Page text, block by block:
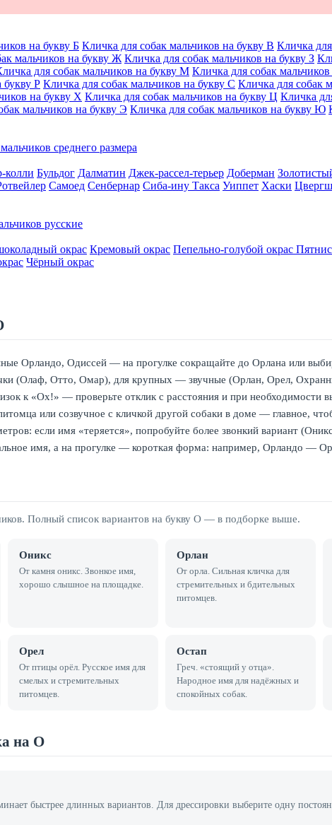
на букву Б Кличка для собак мальчиков на букву В Кличка
мальчиков на букву Ж Кличка для собак мальчиков на букву З
для собак мальчиков на букву М Кличка для собак
букву Р Кличка для собак мальчиков на букву С Кличка для собак
на букву Х Кличка для собак мальчиков на букву Ц Кличка
мальчиков на букву Э Кличка для собак мальчиков на букву Ю
среднего размера
колли Бульдог Далматин Джек-рассел-терьер Доберман
Самоед Сенбернар Сиба-ину Такса Уиппет Хаски
русские
окрас Кремовый окрас Пепельно-голубой окрас
Чёрный окрас
Орландо, Одиссей — на прогулке сокращайте до Орлана или
(Олаф, Отто, Омар), для крупных — звучные (Орлан, Орел,
к «Ох!» — проверьте отклик с расстояния и при
или созвучное с кличкой другой собаки в доме — главное,
если имя «теряется», попробуйте более звонкий вариант
имя, а на прогулке — короткая форма: например, Орландо —
Полный список вариантов на букву О — в подборке выше.
Оникс
От камня оникс. Звонкое имя,
хорошо слышное на площадке.
Орлан
От орла. Сильная кличка для
стремительных и бдительных
питомцев.
Орел
От птицы орёл. Русское имя для
смелых и стремительных
питомцев.
Остап
Греч. «стоящий у отца».
Народное имя для надёжных и
спокойных собак.
на О
быстрее длинных вариантов. Для дрессировки выберите одну